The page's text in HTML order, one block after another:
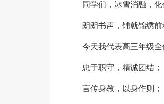
同学们，冰雪消融，化
朗朗书声，铺就锦绣
今天我代表高三年级全
忠于职守，精诚团结；
言传身教，以身作则；